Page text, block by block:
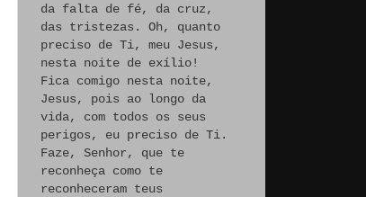
da falta de fé, da cruz,
das tristezas. Oh, quanto
preciso de Ti, meu Jesus,
nesta noite de exílio!
Fica comigo nesta noite,
Jesus, pois ao longo da
vida, com todos os seus
perigos, eu preciso de Ti.
Faze, Senhor, que te
reconheça como te
reconheceram teus